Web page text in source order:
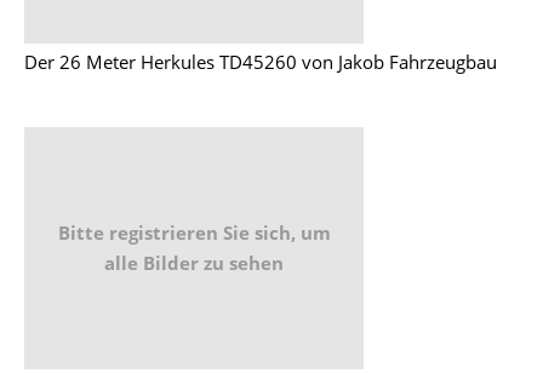
Der 26 Meter Herkules TD45260 von Jakob Fahrzeugbau
Bitte registrieren Sie sich, um
alle Bilder zu sehen